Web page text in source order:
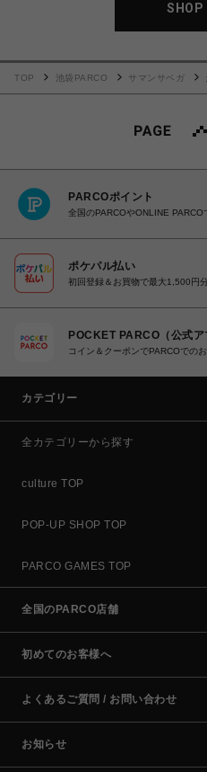
SHOP
TOP 池袋PARCO サマンサベガ
PARCOポイント
全国のPARCOやONLINE PARCO
ポケパル払い
初回登録＆お買物で最大1,500円
POCKET PARCO（公式ア
コイン＆クーポンでPARCOでの
カテゴリー
全カテゴリーから探す
culture TOP
POP-UP SHOP TOP
PARCO GAMES TOP
全国のPARCO店舗
初めてのお客様へ
よくあるご質問 / お問い合わせ
お知らせ